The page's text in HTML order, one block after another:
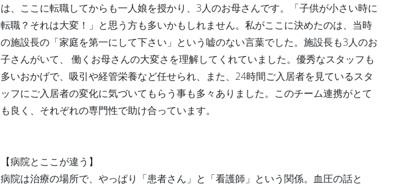
は、ここに転職してからも一人娘を授かり、3人のお母さんです。「子供が小さい時に
転職？それは大変！」と思う方も多いかもしれません。私がここに決めたのは、当時
の施設長の「家庭を第一にして下さい」という嘘のない言葉でした。施設長も3人のお
子さんがいて、 働くお母さんの大変さを理解してくれていました。優秀なスタッフも
多いおかげで、吸引や経管栄養など任せられ、また、24時間ご入居者を見ているスタ
ッフにご入居者の変化に気づいてもらう事も多々ありました。このチーム連携がとて
も良く、それぞれの専門性で助け合っています。
【病院とここが違う】
病院は治療の場所で、やっぱり「患者さん」と「看護師」という関係。血圧の話と